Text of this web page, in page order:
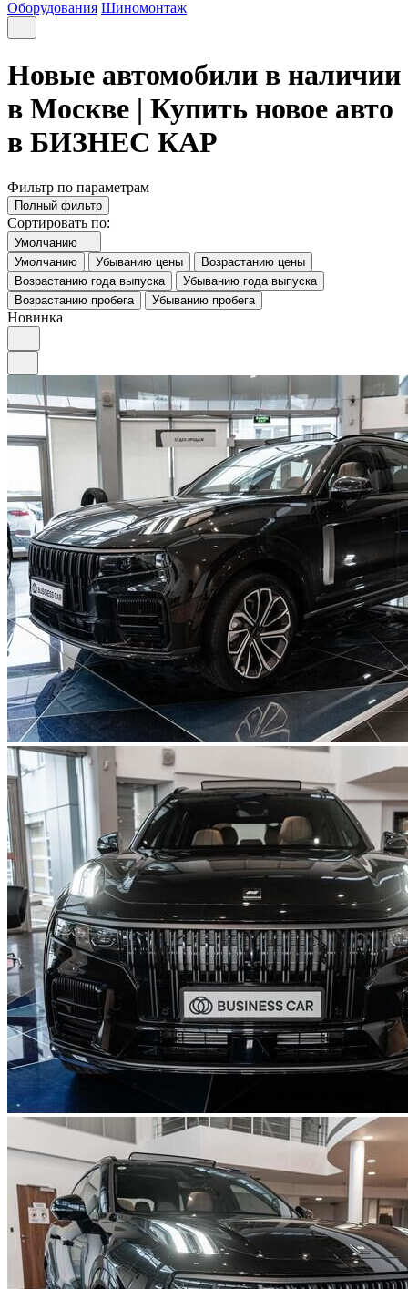
Оборудования Шиномонтаж
Новые автомобили в наличии
в Москве | Купить новое авто
в БИЗНЕС КАР
Фильтр по параметрам
Полный фильтр
Сортировать по:
Умолчанию
Умолчанию
Убыванию цены
Возрастанию цены
Возрастанию года выпуска
Убыванию года выпуска
Возрастанию пробега
Убыванию пробега
Новинка